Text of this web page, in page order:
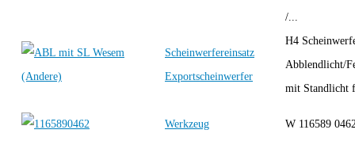
/...
Scheinwerfereinsatz
Exportscheinwerfer
H4
Abblendlicht/
mit Standlicht
Werkzeug W 116589